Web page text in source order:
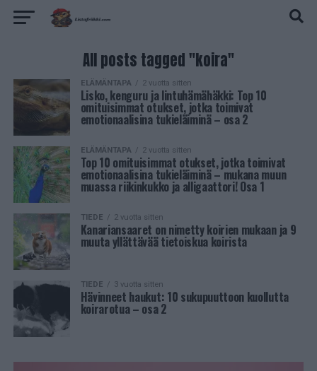
All posts tagged "koira"
ELÄMÄNTAPA 2 vuotta sitten
Lisko, kenguru ja lintuhämähäkki: Top 10
omituisimmat otukset, jotka toimivat
emotionaalisina tukieläiminä – osa 2
ELÄMÄNTAPA 2 vuotta sitten
Top 10 omituisimmat otukset, jotka toimivat
emotionaalisina tukieläiminä – mukana muun
muassa riikinkukko ja alligaattori! Osa 1
TIEDE 2 vuotta sitten
Kanariansaaret on nimetty koirien mukaan ja 9
muuta yllättävää tietoiskua koirista
TIEDE 3 vuotta sitten
Hävinneet haukut: 10 sukupuuttoon kuollutta
koirarotua – osa 2